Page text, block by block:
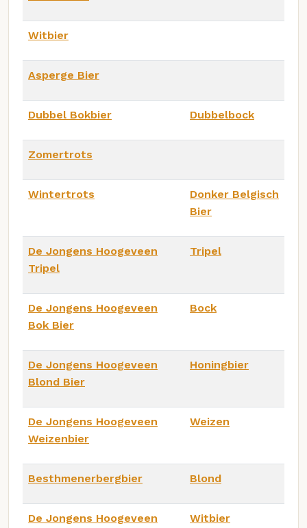
Witbier
Asperge Bier
Dubbel Bokbier Dubbelbock
Zomertrots
Wintertrots
Donker Belgisch
Bier
De Jongens Hoogeveen
Tripel
Tripel
De Jongens Hoogeveen
Bok Bier
Bock
De Jongens Hoogeveen
Blond Bier
Honingbier
De Jongens Hoogeveen
Weizenbier
Weizen
Besthmenerbergbier Blond
De Jongens Hoogeveen Witbier